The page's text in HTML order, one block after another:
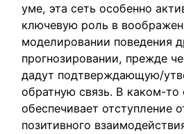
уме, эта сеть особенно
ключевую роль в
моделировании поведения
прогнозировании, прежде
дадут подтверждающую/
обратную связь. В каком-то
обеспечивает отступление
позитивного